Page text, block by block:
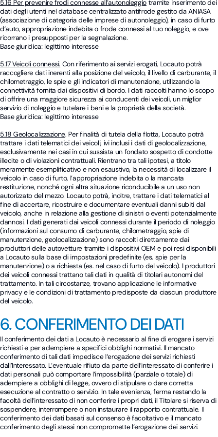
5.16 Per prevenire frodi connesse all’autonoleggio tramite inserimento dei
dati degli utenti nel database centralizzato antifrode gestito da ANIASA
(associazione di categoria delle imprese di autonoleggio), in caso di furto
d’auto, appropriazione indebita o frode connessi al tuo noleggio, e ove
ricorrano i presupposti per la segnalazione.
Base giuridica: legittimo interesse
5.17 Veicoli connessi. Con riferimento ai servizi erogati, Locauto potrà
raccogliere dati inerenti alla posizione del veicolo, il livello di carburante, il
chilometraggio, le spie e gli indicatori di manutenzione, utilizzando la
connettività fornita dai dispositivi di bordo. I dati raccolti hanno lo scopo
di offrire una maggiore sicurezza ai conducenti dei veicoli, un miglior
servizio di noleggio e tutelare i beni e la proprietà della società.
Base giuridica: legittimo interesse
5.18 Geolocalizzazione. Per finalità di tutela della flotta, Locauto potrà
trattare i dati telematici dei veicoli, ivi inclusi i dati di geolocalizzazione,
esclusivamente nei casi in cui sussista un fondato sospetto di condotte
illecite o di violazioni contrattuali. Rientrano tra tali ipotesi, a titolo
meramente esemplificativo e non esaustivo, la necessità di localizzare il
veicolo in caso di furto, l’appropriazione indebita o la mancata
restituzione, nonché ogni altra situazione riconducibile a un uso non
autorizzato del mezzo. Locauto potrà, inoltre, trattare i dati telematici al
fine di accertare, ricostruire e documentare eventuali danni subiti dal
veicolo, anche in relazione alla gestione di sinistri o eventi potenzialmente
dannosi. I dati generati dai veicoli connessi durante il periodo di noleggio
(informazioni sul consumo di carburante, chilometraggio, spie di
manutenzione, geolocalizzazione) sono raccolti direttamente dai
produttori delle autovetture tramite i dispositivi OEM e poi resi disponibili
a Locauto sulla base di impostazioni predefinite (es. spie per la
manutenzione) o a richiesta (es. nel caso di furto del veicolo). I produttori
dei veicoli connessi trattano tali dati in qualità di titolari autonomi del
trattamento. In tali circostanze, trovano applicazione le informative
privacy e le condizioni di trattamento predisposte da ciascun produttore
del veicolo.
6. CONFERIMENTO DEI DATI
Il conferimento dei dati a Locauto è necessario al fine di erogare i servizi
richiesti e per adempiere a specifici obblighi normativi. Il mancato
conferimento di tali dati impedisce l‘erogazione dei servizi richiesti
dall’Interessato. L’eventuale rifiuto da parte dell’interessato di conferire i
dati personali può comportare l’impossibilità (parziale o totale) di
adempiere a obblighi di legge, ovvero di stipulare o dare corretta
esecuzione al contratto o servizio. In tale evenienza, ferma restando la
facoltà dell’interessato di non conferire i propri dati, il Titolare si riserva di
sospendere, interrompere o non instaurare il rapporto contrattuale. Il
conferimento dei dati basati sul consenso è facoltativo e il mancato
conferimento degli stessi non compromette l’erogazione dei servizi.